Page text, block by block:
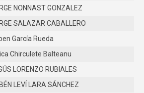
NONNAST GONZALEZ
SALAZAR CABALLERO
García Rueda
Chirculete Balteanu
LORENZO RUBIALES
LEVÍ LARA SÁNCHEZ